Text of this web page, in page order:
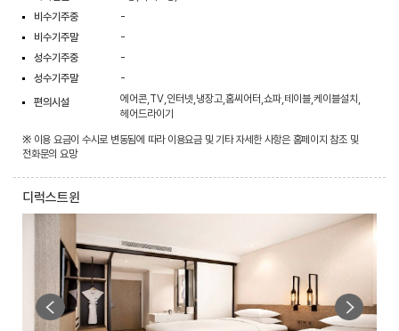
비수기주중
-
비수기주말
-
성수기주중
-
성수기주말
-
편의시설
에어콘,TV,인터넷,냉장고,홈씨어터,쇼파,테이블,케이블설치,
헤어드라이기
※ 이용 요금이 수시로 변동됨에 따라 이용요금 및 기타 자세한 사항은 홈페이지 참조 및
전화문의 요망
디럭스트윈